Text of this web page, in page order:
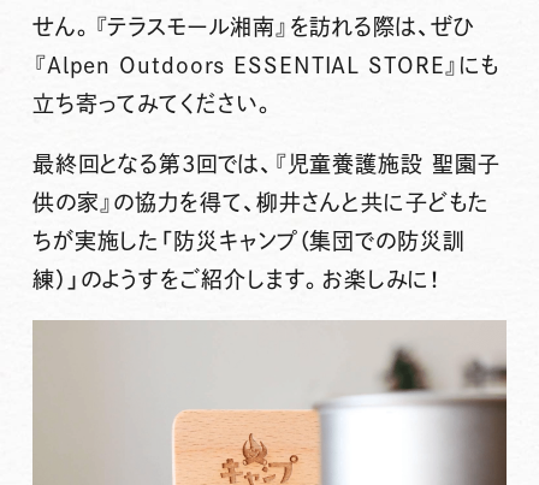
せん。『テラスモール湘南』を訪れる際は、ぜひ
『Alpen Outdoors ESSENTIAL STORE』にも
立ち寄ってみてください。
最終回となる第3回では、『児童養護施設 聖園子
供の家』の協力を得て、柳井さんと共に子どもた
ちが実施した「防災キャンプ（集団での防災訓
練）」のようすをご紹介します。お楽しみに！